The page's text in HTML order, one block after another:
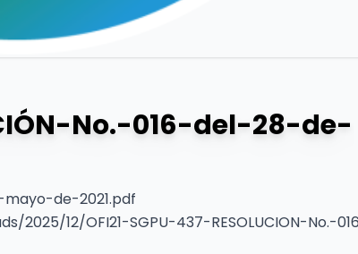
No.-016-del-28-de-
mayo-de-2021.pdf
12/OFI21-SGPU-437-RESOLUCION-No.-